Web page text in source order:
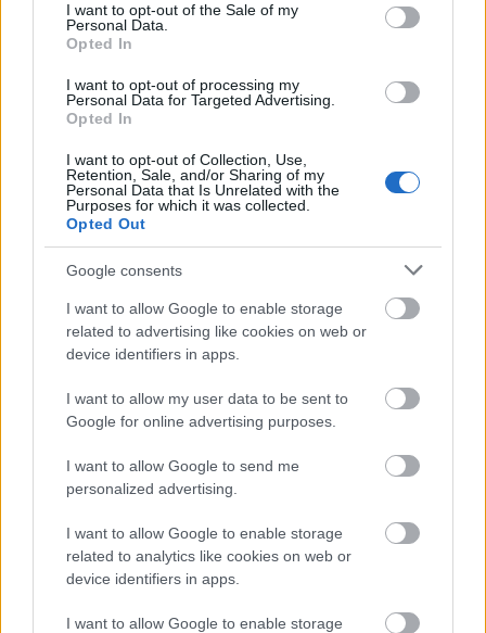
I want to opt-out of the Sale of my
Personal Data.
Opted In
I want to opt-out of processing my
Personal Data for Targeted Advertising.
Opted In
I want to opt-out of Collection, Use,
Retention, Sale, and/or Sharing of my
Personal Data that Is Unrelated with the
Purposes for which it was collected.
Opted Out
Google consents
I want to allow Google to enable storage
related to advertising like cookies on web or
device identifiers in apps.
I want to allow my user data to be sent to
Google for online advertising purposes.
I want to allow Google to send me
personalized advertising.
I want to allow Google to enable storage
related to analytics like cookies on web or
device identifiers in apps.
I want to allow Google to enable storage
és Ruppert A Bolond Kalapos 2025
Bortársaság Borősz 2025
Borok a 2025-ös SVÉT-ről
Szólj hozzá!
A hozzászóláshoz be kell lépned!